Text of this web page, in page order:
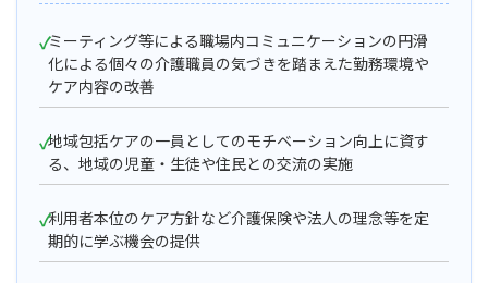
ミーティング等による職場内コミュニケーションの円滑
化による個々の介護職員の気づきを踏まえた勤務環境や
ケア内容の改善
地域包括ケアの一員としてのモチベーション向上に資す
る、地域の児童・生徒や住民との交流の実施
利用者本位のケア方針など介護保険や法人の理念等を定
期的に学ぶ機会の提供